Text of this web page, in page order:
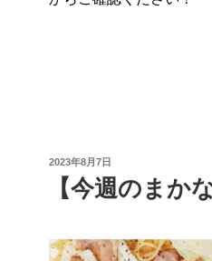
投
2023年8月7日
【今週のまか